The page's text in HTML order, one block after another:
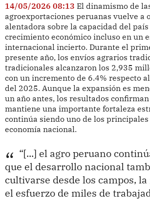
14/05/2026 08:13 El dinamismo de
agroexportaciones peruanas vuelve a
alentadora sobre la capacidad del
crecimiento económico incluso en un
internacional incierto. Durante el
presente año, los envíos agrarios
tradicionales alcanzaron los 2,935
con un incremento de 6.4% respecto
del 2025. Aunque la expansión es
un año antes, los resultados
mantiene una importante fortaleza
continúa siendo uno de los principales
economía nacional.
“[...] el agro peruano
que el desarrollo nacional
cultivarse desde los campos,
el esfuerzo de miles de